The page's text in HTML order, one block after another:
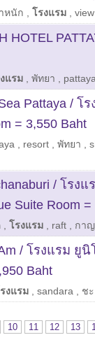
หนัก โรงแรม view
HOTEL
แรม พัทยา
Pattaya / โ
= 3,550 Baht
resort พัทยา
/ โรง
Suite Room =
โรงแรม raft กา
/ โรงแรม ยู
Baht
งแรม sandara ช
10 11 12 13